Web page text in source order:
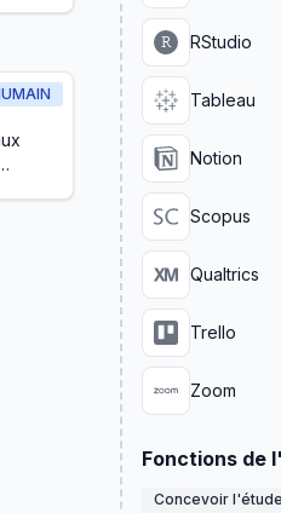
RStudio
Tableau
Notion
Scopus
Qualtrics
Trello
Zoom
Fonctions de
Concevoir l'étude